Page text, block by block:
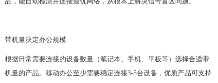
带机量决定办公规模
根据日常需要连接的设备数量（笔记本、手机、平板等）选择合适带
机量的产品。移动办公至少需要稳定连接3-5台设备，优质产品可支持